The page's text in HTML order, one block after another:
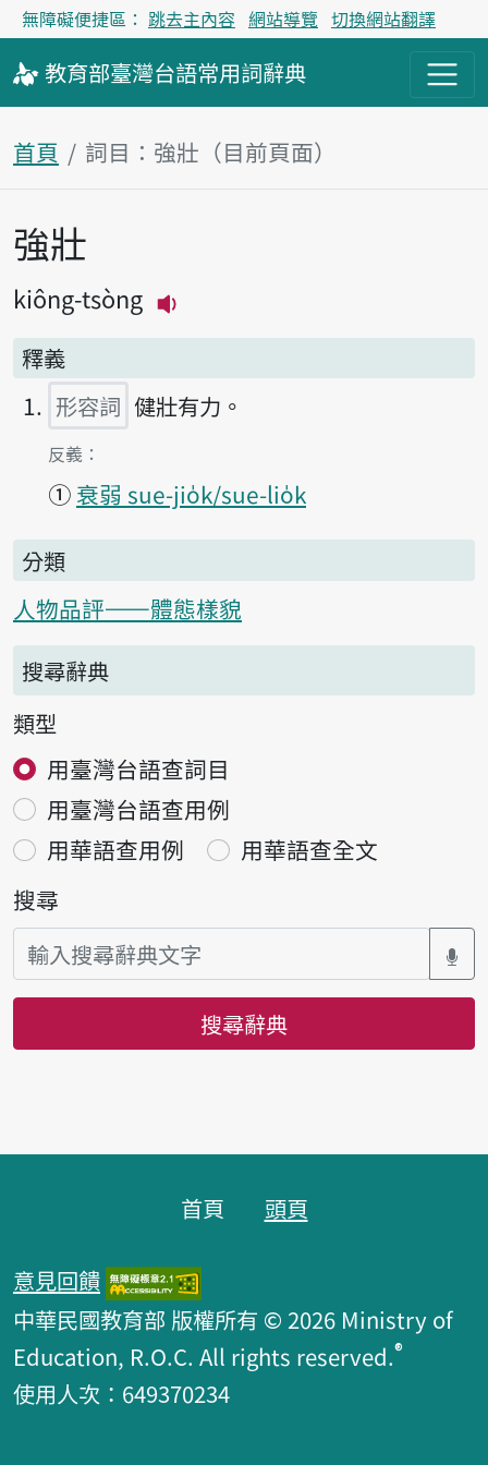
無障礙便捷區： 跳去主內容 網站導覽 切換網站翻譯
教育部臺灣台語常用詞辭典
首頁 詞目：強壯（目前頁面）
主內容區塊
強壯
kiông-tsòng
釋義
形容詞 健壯有力。
第1項釋義的
反義：
① 衰弱 sue-jio̍k/sue-lio̍k
分類
人物品評——體態樣貌
搜尋辭典
類型
用臺灣台語查詞目
用臺灣台語查用例
用華語查用例
用華語查全文
搜尋
搜尋辭典
首頁 頭頁
意見回饋
中華民國教育部 版權所有 © 2026 Ministry of
Education, R.O.C. All rights reserved.®
使用人次：649370234